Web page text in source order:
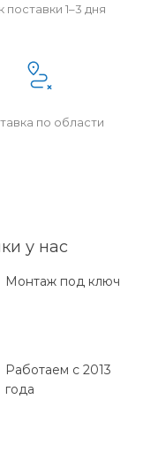
поставки 1–3 дня
по области
у нас
Монтаж под ключ
Работаем с 2013
года